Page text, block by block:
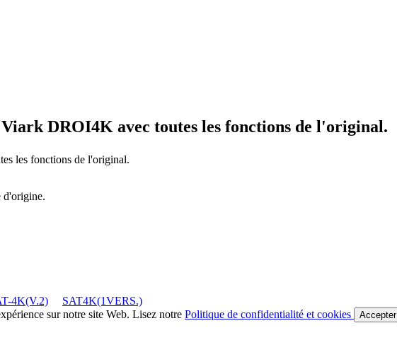
Viark DROI4K avec toutes les fonctions de l'original.
les fonctions de l'original.
d'origine.
4K(V.2)
SAT4K(1VERS.)
sur notre site Web. Lisez notre Politique de confidentialité et cookies Accepter